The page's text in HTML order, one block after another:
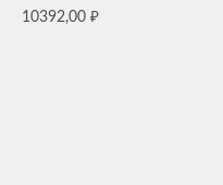
10392,00 ₽